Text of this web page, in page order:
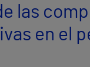
las
en el